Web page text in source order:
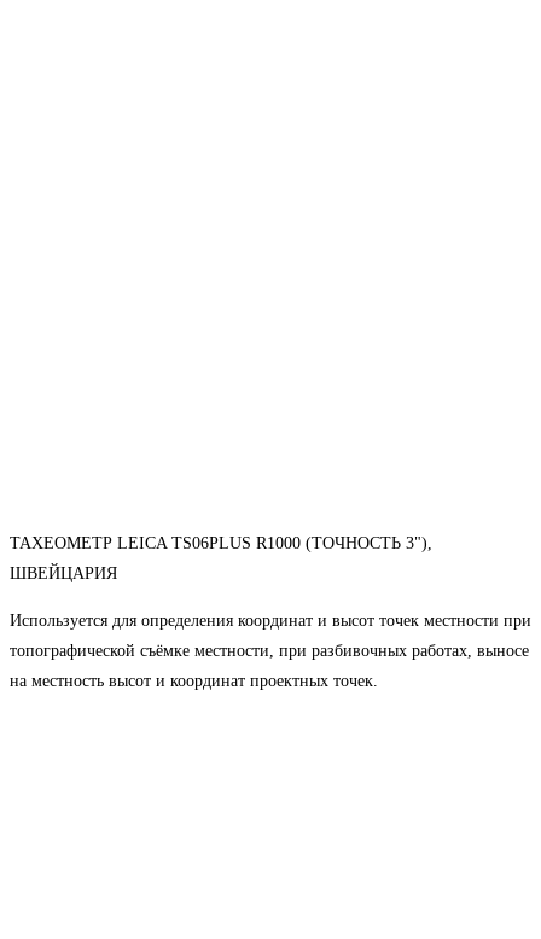
ТАХЕОМЕТР LEICA TS06PLUS R1000 (ТОЧНОСТЬ 3"),
ШВЕЙЦАРИЯ
Используется для определения координат и высот точек местности при
топографической съёмке местности, при разбивочных работах, выносе
на местность высот и координат проектных точек.